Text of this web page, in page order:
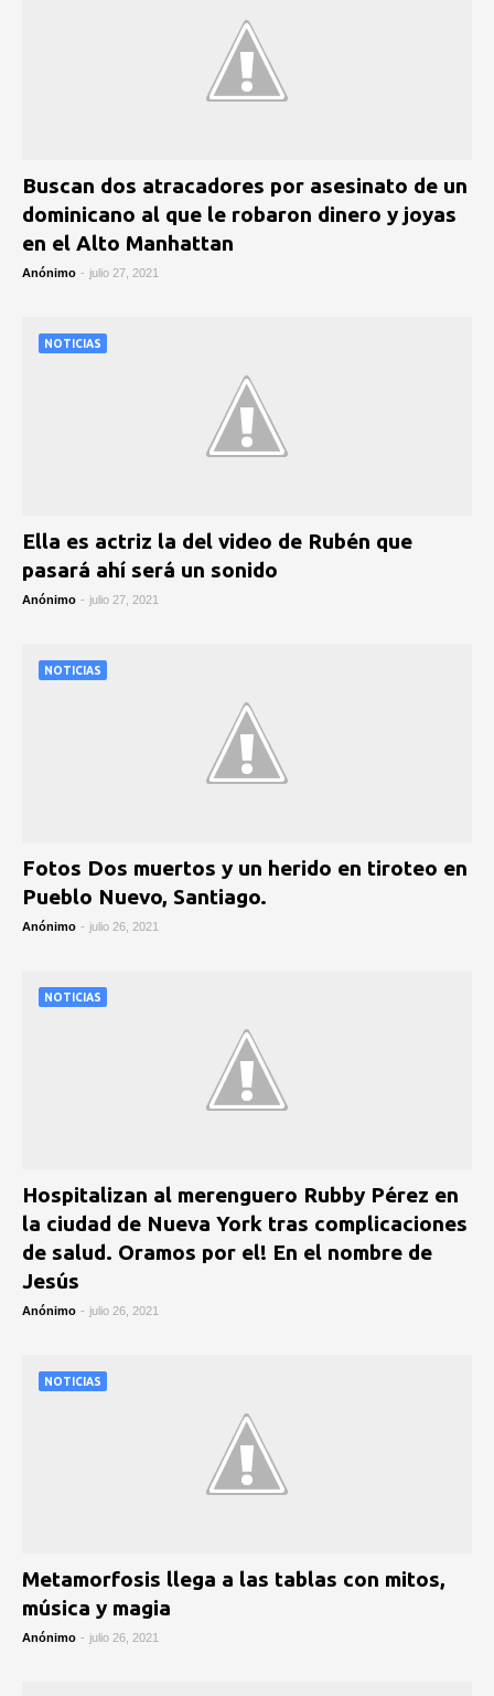
Buscan dos atracadores por asesinato de un
dominicano al que le robaron dinero y joyas
en el Alto Manhattan
Anónimo - julio 27, 2021
NOTICIAS
Ella es actriz la del video de Rubén que
pasará ahí será un sonido
Anónimo - julio 27, 2021
NOTICIAS
Fotos Dos muertos y un herido en tiroteo en
Pueblo Nuevo, Santiago.
Anónimo - julio 26, 2021
NOTICIAS
Hospitalizan al merenguero Rubby Pérez en
la ciudad de Nueva York tras complicaciones
de salud. Oramos por el! En el nombre de
Jesús
Anónimo - julio 26, 2021
NOTICIAS
Metamorfosis llega a las tablas con mitos,
música y magia
Anónimo - julio 26, 2021